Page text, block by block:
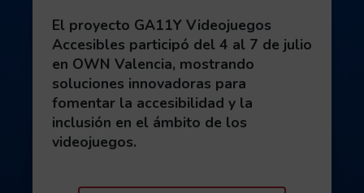
El proyecto GA11Y Videojuegos
Accesibles participó del 4 al 7 de julio
en OWN Valencia, mostrando
soluciones innovadoras para
fomentar la accesibilidad y la
inclusión en el ámbito de los
videojuegos.